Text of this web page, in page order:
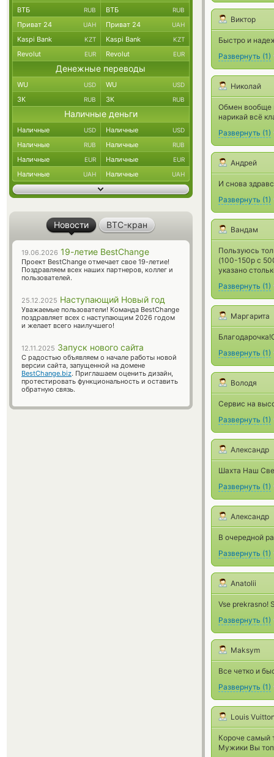
Виктор
Быстро и
Развернуть (1)
Николай
Обмен вообще
нарикай всё
Развернуть (1)
Андрей
И снова
Развернуть (1)
Вандам
Пользуюсь
(100-150р с
указано
Развернуть (1)
Маргарита
Развернуть (1)
Володя
Сервис на
Развернуть (1)
Александр
Шахта Наш
Развернуть (1)
Александр
В очередной
Развернуть (1)
Anatolii
Vse prekrasno!
Развернуть (1)
Maksym
Все четко и
Развернуть (1)
Louis
Короче самый
Мужики Вы
ВТБ RUB ВТБ RUB
Приват 24 UAH Приват 24 UAH
Kaspi Bank KZT Kaspi Bank KZT
Revolut EUR Revolut EUR
Денежные переводы
WU USD WU USD
ЗК RUB ЗК RUB
Наличные деньги
Наличные USD Наличные USD
Наличные RUB Наличные RUB
Наличные EUR Наличные EUR
Наличные UAH Наличные UAH
Новости BTC-кран
19.06.2026 19-летие BestChange
Проект BestChange отмечает свое 19-летие!
Поздравляем всех наших партнеров, коллег и
пользователей.
25.12.2025 Наступающий Новый год
Уважаемые пользователи! Команда BestChange
поздравляет всех с наступающим 2026 годом
и желает всего наилучшего!
12.11.2025 Запуск нового сайта
С радостью объявляем о начале работы новой
версии сайта, запущенной на домене
BestChange.biz. Приглашаем оценить дизайн,
протестировать функциональность и оставить
обратную связь.